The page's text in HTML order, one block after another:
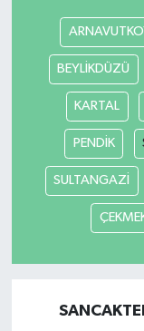
BEYLİKDÜZÜ
KARTAL
PENDİK
SULTANGAZİ